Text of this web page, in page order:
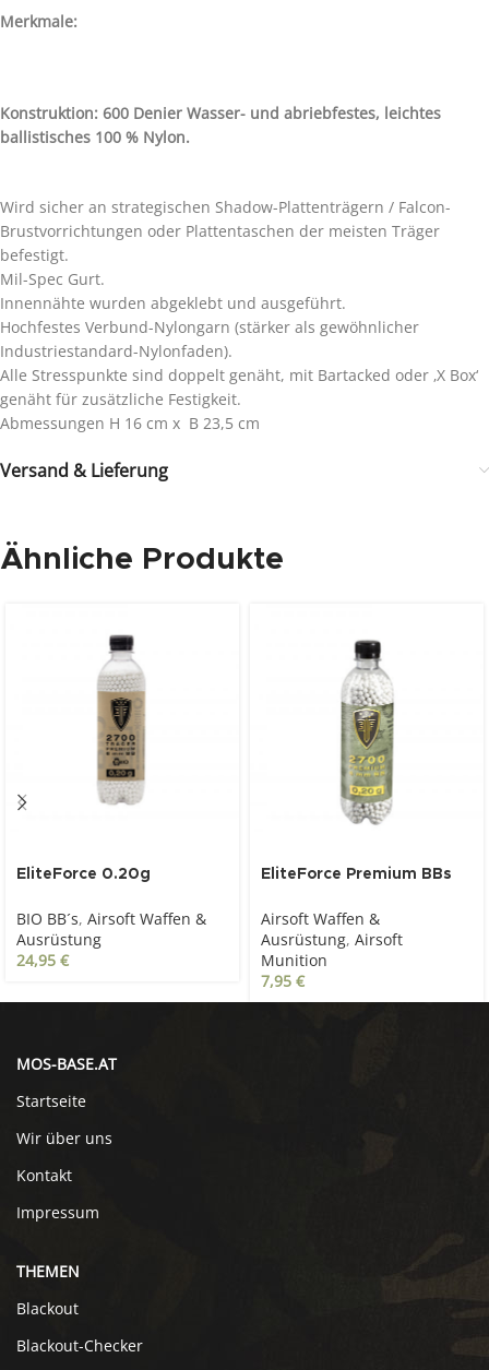
Merkmale:
Konstruktion: 600 Denier Wasser- und abriebfestes, leichtes
ballistisches 100 % Nylon.
Wird sicher an strategischen Shadow-Plattenträgern / Falcon-
Brustvorrichtungen oder Plattentaschen der meisten Träger
befestigt.
Mil-Spec Gurt.
Innennähte wurden abgeklebt und ausgeführt.
Hochfestes Verbund-Nylongarn (stärker als gewöhnlicher
Industriestandard-Nylonfaden).
Alle Stresspunkte sind doppelt genäht, mit Bartacked oder ‚X Box‘
genäht für zusätzliche Festigkeit.
Abmessungen H 16 cm x B 23,5 cm
Versand & Lieferung
Ähnliche Produkte
EliteForce 0.20g
weiß / fluoreszierend,
2.700 St., Flasche
BIO BB´s, Airsoft Waffen &
Ausrüstung
24,95 €
EliteForce Premium BBs
St., Flasche
Airsoft Waffen &
Ausrüstung, Airsoft
Munition
7,95 €
MOS-BASE.AT
Startseite
Wir über uns
Kontakt
Impressum
THEMEN
Blackout
Blackout-Checker